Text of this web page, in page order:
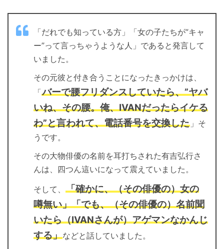
「だれでも知っている方」「女の子たちが”キャ
ー”って言っちゃうような人」であると発言して
いました。
その元彼と付き合うことになったきっかけは、
「バーで腰フリダンスしていたら、”ヤバ
いね、その腰。俺、IVANだったらイケる
わ”と言われて、電話番号を交換した 」そ
うです。
その大物俳優の名前を耳打ちされた有吉弘行さ
んは、四つん這いになって震えていました。
そして、 「確かに、（その俳優の）女の
噂無い」「でも、（その俳優の）名前聞
いたら（IVANさんが）アゲマンなかんじ
する」などと話していました。